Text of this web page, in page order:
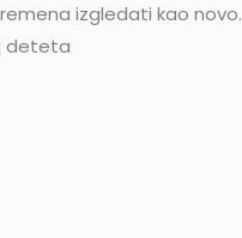
izgledati kao novo.
deteta